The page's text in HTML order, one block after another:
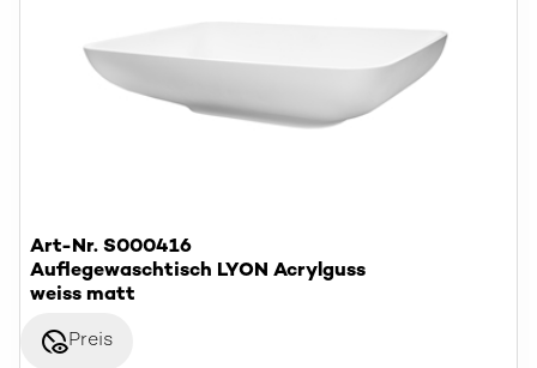
Art-Nr. S000416
Auflegewaschtisch LYON Acrylguss
weiss matt
disabled_visiblePreis